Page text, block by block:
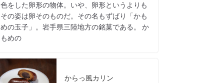
色をした卵形の物体。いや、卵形というよりも
その姿は卵そのものだ。その名もずばり「かも
めの玉子」。岩手県三陸地方の銘菓である。 か
もめの
からっ風カリン